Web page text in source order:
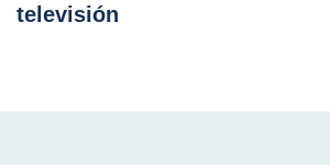
televisión